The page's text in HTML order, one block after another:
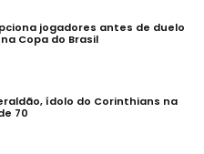
jogadores antes de duelo
Copa do Brasil
ídolo do Corinthians na
70